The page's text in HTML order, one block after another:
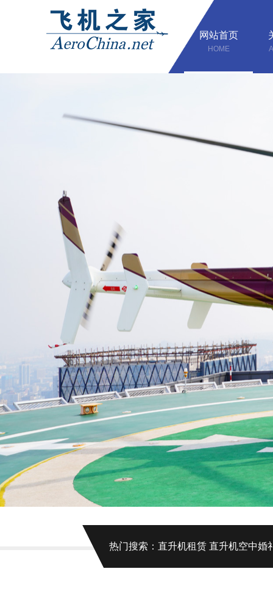
网站首页
HOME
热门搜索： 直升机租赁 直升机空中婚